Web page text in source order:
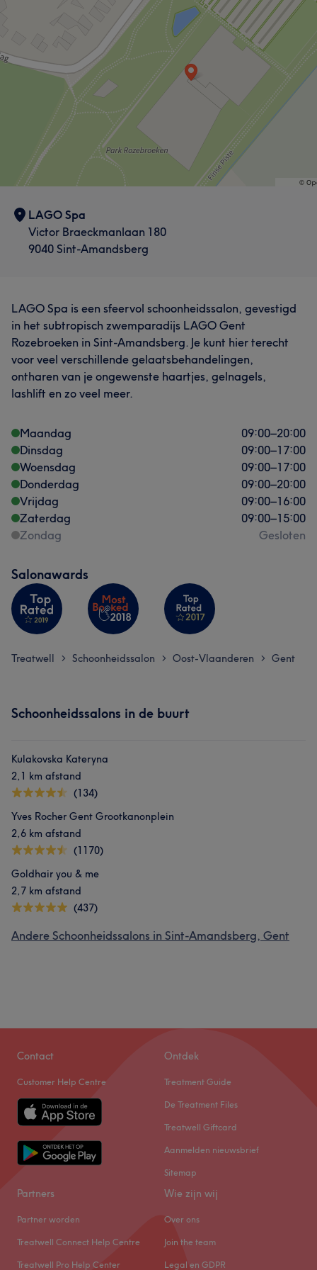
Wat onze klanten zeggen over Dorien
Vriendelijk 47 Vakkundig 41 Zorgzaam 26
Deskundig 25
Wat onze klanten zeggen over Sari
Vriendelijk 46
zeker eens zien en voelen welke vaardigheden ik al
aardig onder de knie heb, hopelijk tot snel!
Behandelingen
Nagels Gezicht Ontharen
LAGO Spa
Victor Braeckmanlaan 180
9040 Sint-Amandsberg
LAGO Spa is een sfeervol schoonheidssalon, gevestigd
in het subtropisch zwemparadijs LAGO Gent
Rozebroeken in Sint-Amandsberg. Je kunt hier terecht
voor veel verschillende gelaatsbehandelingen,
ontharen van je ongewenste haartjes, gelnagels,
lashlift en zo veel meer.
Maandag 09:00–20:00
Dinsdag
09:00–17:00
Woensdag
09:00–17:00
Donderdag
09:00–20:00
Vrijdag
09:00–16:00
Zaterdag
09:00–15:00
Zondag
Gesloten
Salonawards
Treatwell > Schoonheidssalon > Oost-Vlaanderen > Gent
Schoonheidssalons in de buurt
Kulakovska Kateryna
2,1 km afstand
(134)
Yves Rocher Gent Grootkanonplein
2,6 km afstand
(1170)
Goldhair you & me
2,7 km afstand
(437)
Andere Schoonheidssalons in Sint-Amandsberg, Gent
Contact
Customer Help Centre
Ontdek
Treatment Guide
De Treatment Files
Treatwell Giftcard
Aanmelden nieuwsbrief
Sitemap
Partners
Partner worden
Treatwell Connect Help Centre
Treatwell Pro Help Center
Wie zijn wij
Over ons
Join the team
Legal en GDPR